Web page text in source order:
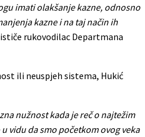
imati olakšanje kazne, odnosno
kazne i na taj način ih
rukovodilac Departmana
ili neuspjeh sistema, Hukić
nužnost kada je reč o najtežim
vidu da smo početkom ovog veka